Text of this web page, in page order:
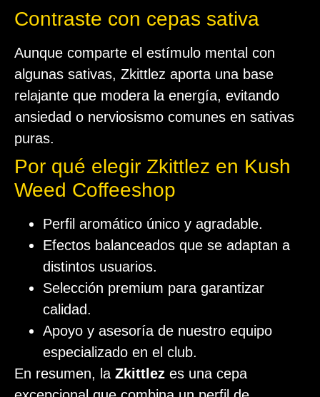
Contraste con cepas sativa
Aunque comparte el estímulo mental con
algunas sativas, Zkittlez aporta una base
relajante que modera la energía, evitando
ansiedad o nerviosismo comunes en sativas
puras.
Por qué elegir Zkittlez en Kush
Weed Coffeeshop
Perfil aromático único y agradable.
Efectos balanceados que se adaptan a
distintos usuarios.
Selección premium para garantizar
calidad.
Apoyo y asesoría de nuestro equipo
especializado en el club.
En resumen, la Zkittlez es una cepa